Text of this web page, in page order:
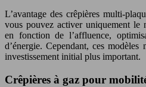
L’avantage des crêpières multi-
vous pouvez activer uniquement le
en fonction de l’affluence,
d’énergie. Cependant, ces modèles
investissement initial plus important.
Crêpières à gaz pour